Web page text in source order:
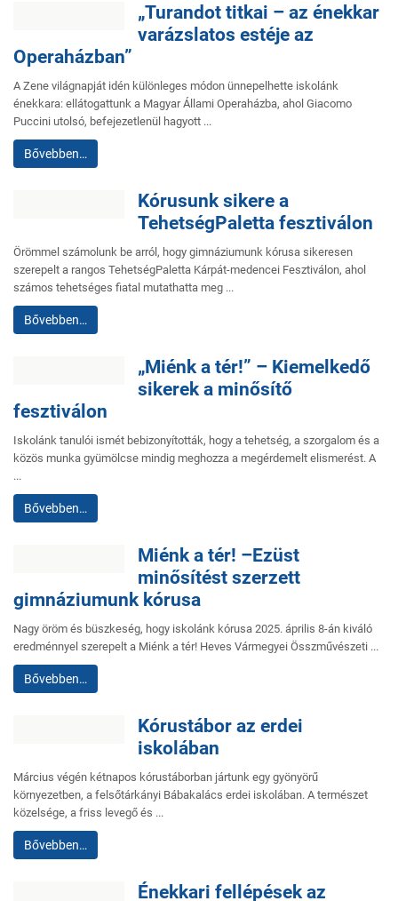
„Turandot titkai – az énekkar
varázslatos estéje az
Operaházban”
A Zene világnapját idén különleges módon ünnepelhette iskolánk
énekkara: ellátogattunk a Magyar Állami Operaházba, ahol Giacomo
Puccini utolsó, befejezetlenül hagyott ...
Bővebben…
Kórusunk sikere a
TehetségPaletta fesztiválon
Örömmel számolunk be arról, hogy gimnáziumunk kórusa sikeresen
szerepelt a rangos TehetségPaletta Kárpát-medencei Fesztiválon, ahol
számos tehetséges fiatal mutathatta meg ...
Bővebben…
„Miénk a tér!” – Kiemelkedő
sikerek a minősítő
fesztiválon
Iskolánk tanulói ismét bebizonyították, hogy a tehetség, a szorgalom és a
közös munka gyümölcse mindig meghozza a megérdemelt elismerést. A
...
Bővebben…
Miénk a tér! –Ezüst
minősítést szerzett
gimnáziumunk kórusa
Nagy öröm és büszkeség, hogy iskolánk kórusa 2025. április 8-án kiváló
eredménnyel szerepelt a Miénk a tér! Heves Vármegyei Összművészeti ...
Bővebben…
Kórustábor az erdei
iskolában
Március végén kétnapos kórustáborban jártunk egy gyönyörű
környezetben, a felsőtárkányi Bábakalács erdei iskolában. A természet
közelsége, a friss levegő és ...
Bővebben…
Énekkari fellépések az